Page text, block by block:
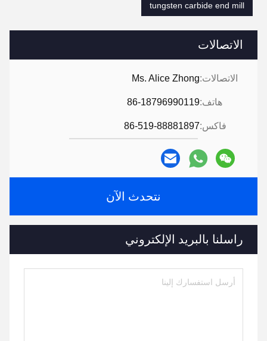
الاتصالات
الاتصالات:Ms. Alice Zhong
هاتف:86-18796990119
فاكس:86-519-88881897
نتحدث الآن
راسلنا بالبريد الإلكتروني
tungsten carbide end mill